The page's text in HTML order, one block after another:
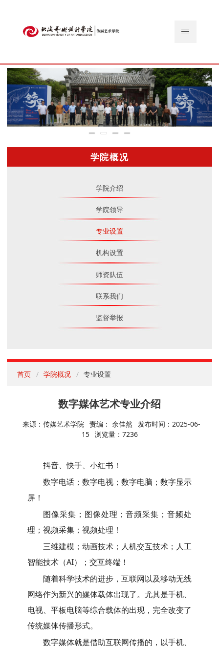
学院概况
学院介绍
学院领导
专业设置
机构设置
师资队伍
联系我们
监督举报
首页 学院概况 专业设置
数字媒体艺术专业介绍
来源：传媒艺术学院 责编： 余佳然
发布时间：2025-06-
15
浏览量： 7236
抖音、快手、小红书！
数字电话；数字电视；数字电脑；数字显示
屏！
图像采集；图像处理；音频采集；音频处
理；视频采集；视频处理！
三维建模；动画技术；人机交互技术；人工
智能技术（AI）；交互终端！
随着科学技术的进步，互联网以及移动无线
网络作为新兴的媒体载体出现了。尤其是手机、
电视、平板电脑等综合载体的出现，完全改变了
传统媒体传播形式。
数字媒体就是借助互联网传播的，以手机、